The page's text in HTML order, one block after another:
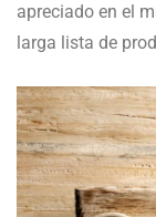
apreciado en el
larga lista de